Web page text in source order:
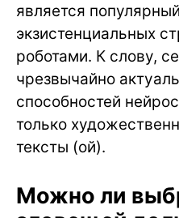
является
экзистенциальных
роботами. К слову,
чрезвычайно
способностей
только
тексты (ой).
Можно ли